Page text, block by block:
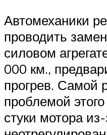
Автомеханики
проводить
силовом
000 км.,
прогрев. Самой
проблемой
стуки мотора